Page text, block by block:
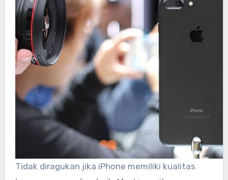
Tidak diragukan jika iPhone memiliki kualitas